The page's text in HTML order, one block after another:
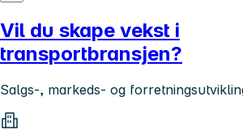
Vil du skape vekst i
transportbransjen?
Salgs-, markeds- og